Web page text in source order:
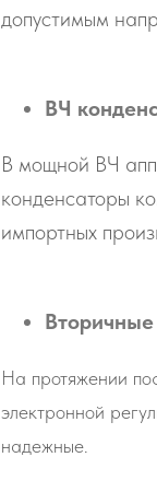
допустимым
ВЧ
В мощной ВЧ
конденсаторы
импортных
Вторичные
На протяжении
электронной
надежные.